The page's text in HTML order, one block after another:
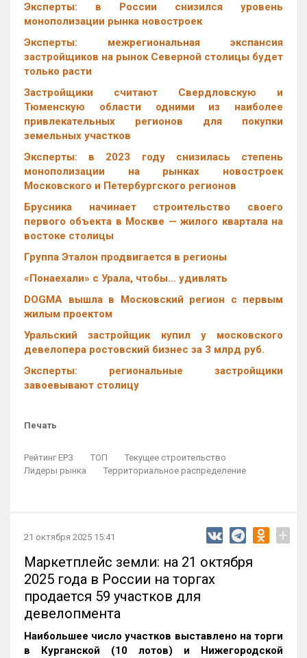
Эксперты: в России снизился уровень
монополизации рынка новостроек
Эксперты: межрегиональная экспансия
застройщиков на рынок Северной столицы будет
только расти
Застройщики считают Свердловскую и
Тюменскую области одними из наиболее
привлекательных регионов для покупки
земельных участков
Эксперты: в 2023 году снизилась степень
монополизации на рынках новостроек
Московского и Петербургского регионов
Брусника начинает строительство своего
первого объекта в Москве — жилого квартала на
востоке столицы
Группа Эталон продвигается в регионы
«Понаехали» с Урала, чтобы… удивлять
DOGMA вышла в Московский регион с первым
жилым проектом
Уральский застройщик купил у московского
девелопера ростовский бизнес за 3 млрд руб.
Эксперты: региональные застройщики
завоевывают столицу
Печать
Рейтинг ЕРЗ ТОП
Текущее строительство
Лидеры рынка
Территориальное распределение
21 октября 2025 15:41 +
Маркетплейс земли: на 21 октября
2025 года в России на торгах
продается 59 участков для
девелопмента
Наибольшее число участков выставлено на торги
в Курганской (10 лотов) и Нижегородской